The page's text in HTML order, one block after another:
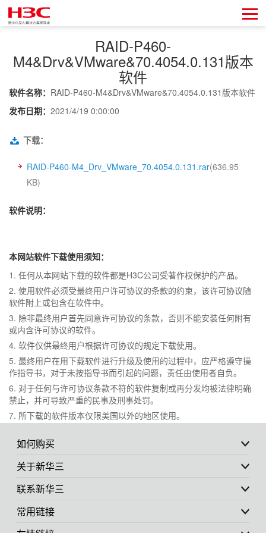
RAID-P460-
M4&Drv&VMware&70.4054.0.131版本
软件
软件名称： RAID-P460-M4&Drv&VMware&70.4054.0.131版本软件
发布日期： 2021/4/19 0:00:00
下载：
RAID-P460-M4_Drv_VMware_70.4054.0.131.rar(636.95
KB)
软件说明：
本网站软件下载使用须知：
1. 任何从本网站下载的软件都是H3C公司受著作权保护的产品。
2. 使用软件必须受最终用户许可协议的条款的约束，该许可协议随
软件附上或包含在软件中。
3. 除非最终用户首先同意许可协议的条款，否则不能安装任何附有
或内含许可协议的软件。
4. 软件仅供最终用户根据许可协议的规定下载使用。
5. 最终用户在用下载软件进行升级及使用的过程中，应严格遵守操
作指导书，对于未按指导书而引起的问题，责任由使用者自负。
6. 对于任何与许可协议条款不符的软件复制或再分发均被法律明确
禁止，并可导致严重的民事及刑事处罚。
7. 所下载的软件版本仅限美国以外的地区使用。
如何购买
关于新华三
联系新华三
常用链接